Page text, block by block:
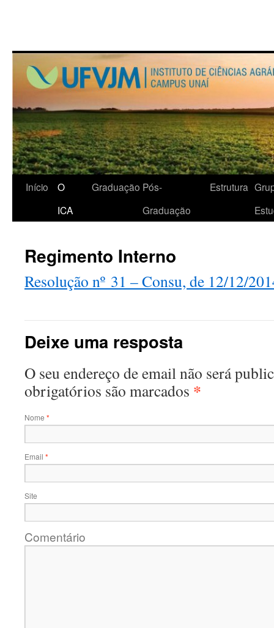
Início
O
ICA
Graduação Pós-
Graduação
Estrutura
Regimento Interno
Resolução nº 31 – Consu, de 12/12/
Deixe uma resposta
O seu endereço de email não será
obrigatórios são marcados *
Nome *
Email *
Site
Comentário